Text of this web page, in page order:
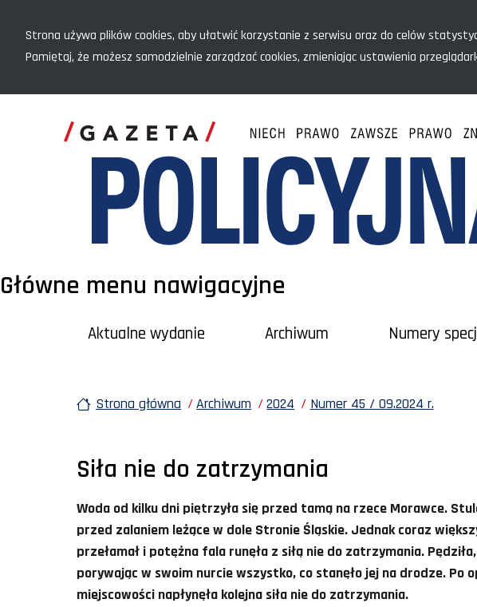
Strona używa plików cookies, aby ułatwić korzystanie z serwisu oraz do celów
Pamiętaj, że możesz samodzielnie zarządzać cookies, zmieniając ustawienia
Główne menu nawigacyjne
Aktualne wydanie Archiwum Numery
Strona główna Archiwum 2024 Numer 45 / 09.2024 r.
Siła nie do zatrzymania
Woda od kilku dni piętrzyła się przed tamą na rzece Morawce.
przed zalaniem leżące w dole Stronie Śląskie. Jednak coraz
przełamał i potężna fala runęła z siłą nie do zatrzymania.
porywając w swoim nurcie wszystko, co stanęło jej na drodze. Po
miejscowości napłynęła kolejna siła nie do zatrzymania.